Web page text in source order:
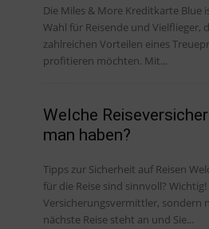
Die Miles & More Kreditkarte Blue
Wahl für Reisende und Vielflieger,
zahlreichen Vorteilen eines
profitieren möchten. Mit...
Welche
man haben?
Tipps zur Sicherheit auf Reisen
für die Reise sind sinnvoll?
Versicherungsvermittler, sondern
nächste Reise steht an und Sie...